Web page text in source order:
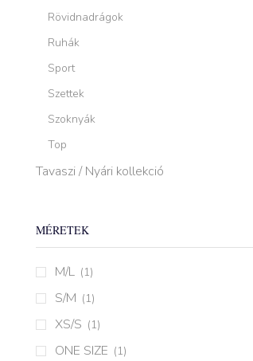
Rövidnadrágok
Ruhák
Sport
Szettek
Szoknyák
Top
Tavaszi / Nyári kollekció
MÉRETEK
M/L (1)
S/M (1)
XS/S (1)
ONE SIZE (1)